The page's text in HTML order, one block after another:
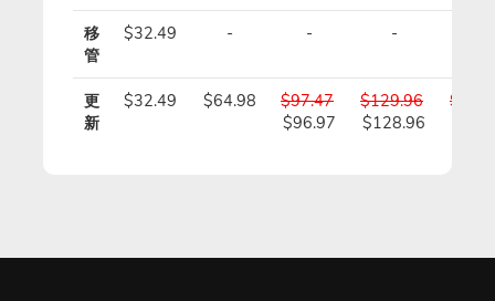
移
管
$32.49 - - -
更
新
$32.49 $64.98
$97.47
$96.97
$129.96
$128.96